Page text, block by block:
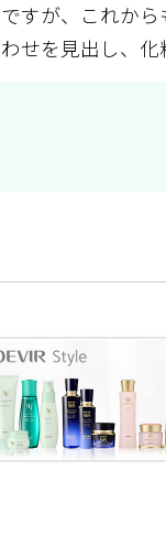
ですが、これか
わせを見出し、化